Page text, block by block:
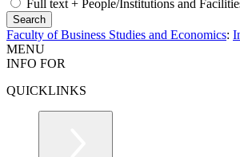
Full text + People/Institutions and
Faculty of Business Studies and Economics:
MENU
INFO FOR
QUICKLINKS